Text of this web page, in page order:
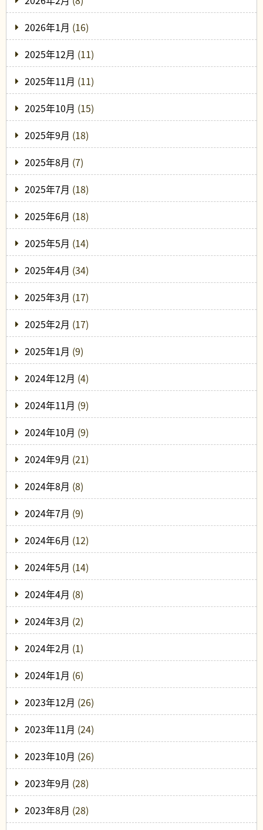
2026年1月 (16)
2025年12月 (11)
2025年11月 (11)
2025年10月 (15)
2025年9月 (18)
2025年8月 (7)
2025年7月 (18)
2025年6月 (18)
2025年5月 (14)
2025年4月 (34)
2025年3月 (17)
2025年2月 (17)
2025年1月 (9)
2024年12月 (4)
2024年11月 (9)
2024年10月 (9)
2024年9月 (21)
2024年8月 (8)
2024年7月 (9)
2024年6月 (12)
2024年5月 (14)
2024年4月 (8)
2024年3月 (2)
2024年2月 (1)
2024年1月 (6)
2023年12月 (26)
2023年11月 (24)
2023年10月 (26)
2023年9月 (28)
2023年8月 (28)